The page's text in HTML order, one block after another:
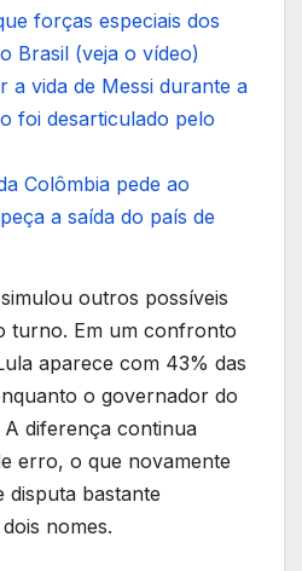
forças especiais dos
Brasil (veja o vídeo)
a vida de Messi durante a
foi desarticulado pelo
Colômbia pede ao
a saída do país de
outros possíveis
turno. Em um confronto
aparece com 43% das
o governador do
diferença continua
erro, o que novamente
disputa bastante
nomes.